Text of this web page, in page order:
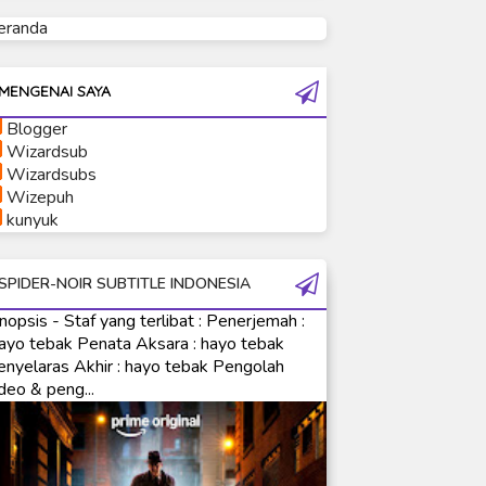
Ultraman Tiga
Ultraman X
Ultraman Z
Ultraman Zearth
MENGENAI SAYA
Blogger
Wizardsub
Wizardsubs
Wizepuh
kunyuk
NOIR SUBTITLE INDONESIA
- Staf yang terlibat : Penerjemah :
tebak Penata Aksara : hayo tebak
Akhir : hayo tebak Pengolah
& peng...